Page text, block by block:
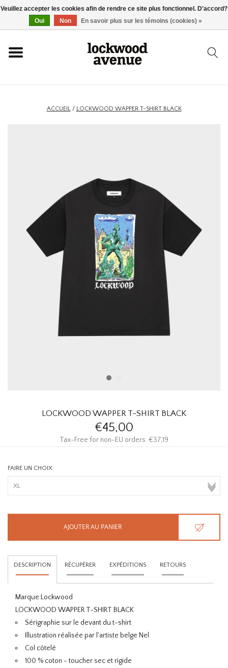
ACCUEIL
SKATEBOARD
HOMEWARE
ACCUEIL/ LOCKWOOD WAPPER T-SHIRT BLACK
LOCKWOOD WAPPER T-SHIRT BLACK
€45,00
Tax-Free for non-EU orders: €37,19
FAIRE UN CHOIX:
AJOUTER AU PANIER
DESCRIPTION RÉCUPÉRER EXPÉDITIONS RETOURS
Marque:Lockwood
LOCKWOOD WAPPER T-SHIRT BLACK
Sérigraphie sur le devant du t-shirt
Illustration réalisée par l'artiste belge Nel
Col côtelé
100 % coton - toucher sec et rigide
Veuillez accepter les cookies afin de rendre ce site plus fonctionnel. D'accord?
Oui
Non En savoir plus sur les témoins (cookies) »